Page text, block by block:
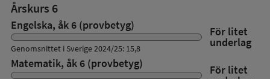
Årskurs 6
Engelska, åk 6 (provbetyg) För litet
underlag
Genomsnittet i Sverige 2024/25: 15,8
Matematik, åk 6 (provbetyg) För litet